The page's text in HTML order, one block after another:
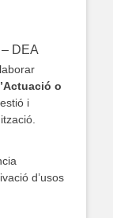
– DEA
o
i
d’usos